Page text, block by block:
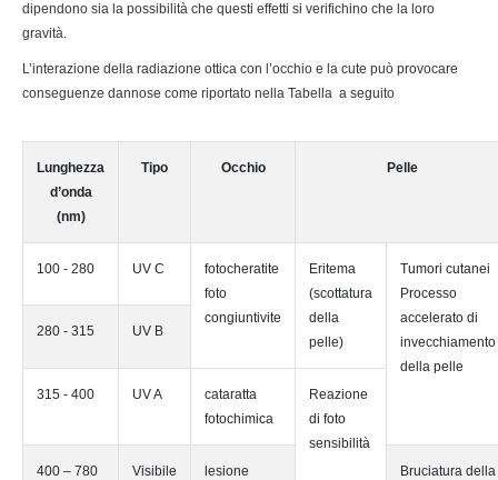
dipendono sia la possibilità che questi effetti si verifichino che la loro
gravità.
L’interazione della radiazione ottica con l’occhio e la cute può provocare
conseguenze dannose come riportato nella Tabella a seguito
Lunghezza
d’onda
(nm)
Tipo Occhio Pelle
100 - 280 UV C
fotocheratite
foto
congiuntivite
Eritema
(scottatura
della
pelle)
Tumori cutanei
Processo
accelerato di
invecchiamento
della pelle
280 - 315 UV B
315 - 400 UV A
cataratta
fotochimica
Reazione
di foto
sensibilità
400 – 780
Visibile
lesione
Bruciatura della